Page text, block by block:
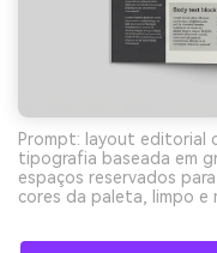
Prompt: layout editorial
tipografia baseada em
espaços reservados
cores da paleta, limpo e